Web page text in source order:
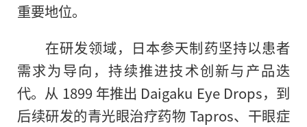
重要地位。
在研发领域，日本参天制药坚持以患者
需求为导向，持续推进技术创新与产品迭
代。从 1899 年推出 Daigaku Eye Drops，到
后续研发的青光眼治疗药物 Tapros、干眼症